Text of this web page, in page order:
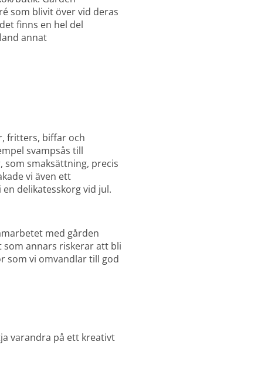
som blivit över vid deras
finns en hel del
annat
fritters, biffar och
svampsås till
som smaksättning, precis
vi även ett
delikatesskorg vid jul.
med gården
som annars riskerar att bli
som vi omvandlar till god
varandra på ett kreativt